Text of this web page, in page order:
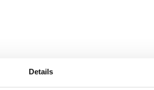
Details